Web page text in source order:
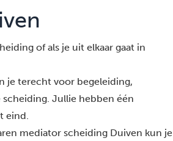
of als je uit elkaar gaat in
je terecht voor begeleiding,
Jullie hebben één
eind.
mediator scheiding Duiven kun je